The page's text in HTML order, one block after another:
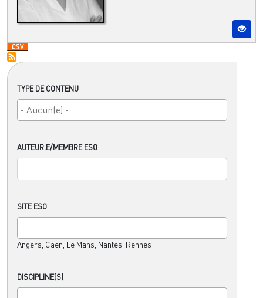
TYPE DE CONTENU
AUTEUR.E/MEMBRE ESO
SITE ESO
Angers, Caen, Le Mans, Nantes, Rennes
DISCIPLINE(S)